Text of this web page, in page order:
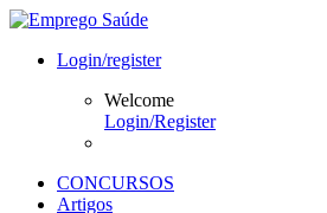
Login/register
Welcome
Login/Register
CONCURSOS
Artigos